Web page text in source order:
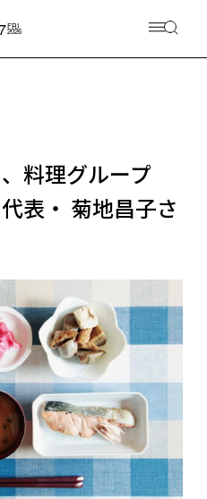
FRI
2026
料理グループ
表・ 菊地昌子さ